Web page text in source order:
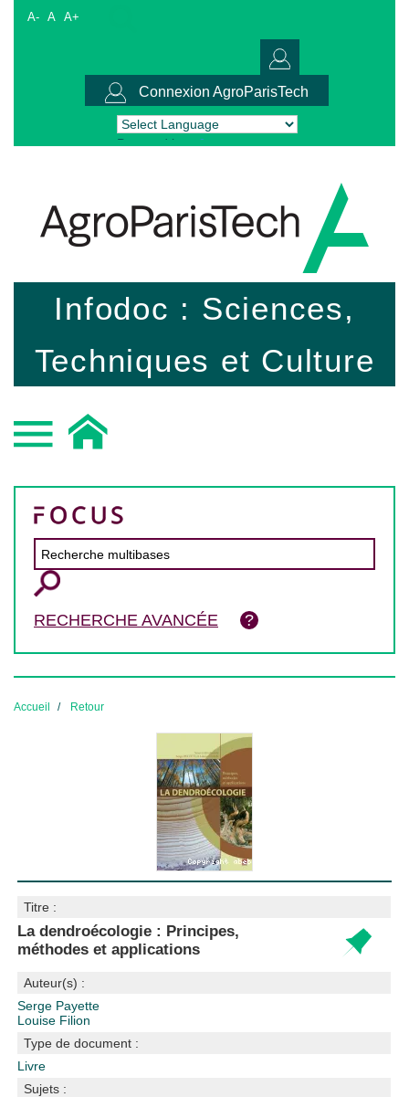
A- A A+
Connexion AgroParisTech
Powered by Translate
Infodoc : Sciences,
Techniques et Culture
RECHERCHE AVANCÉE
Accueil Retour
Titre :
La dendroécologie : Principes,
méthodes et applications
Auteur(s) :
Serge Payette
Louise Filion
Type de document :
Livre
Sujets :